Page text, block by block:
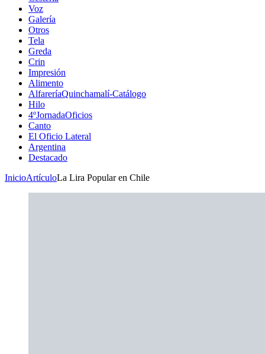
Voz
Galería
Otros
Tela
Greda
Crin
Impresión
Alimento
AlfareríaQuinchamalí-Catálogo
Hilo
4ºJornadaOficios
Canto
El Oficio Lateral
Argentina
Destacado
InicioArtículoLa Lira Popular en Chile